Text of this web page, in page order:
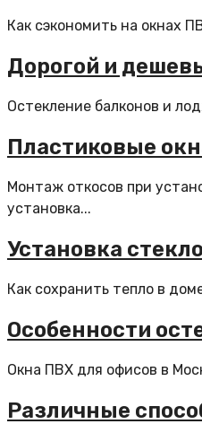
Как сэкономить на окнах
Дорогой и
Остекление балконов и
Пластиковые
Монтаж откосов при
установка...
Установка
Как сохранить тепло в
Особенности
Окна ПВХ для офисов в
Различные